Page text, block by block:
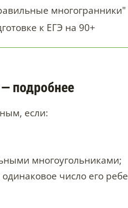
многогранники"
к ЕГЭ на 90+
подробнее
если:
многоугольниками;
число его